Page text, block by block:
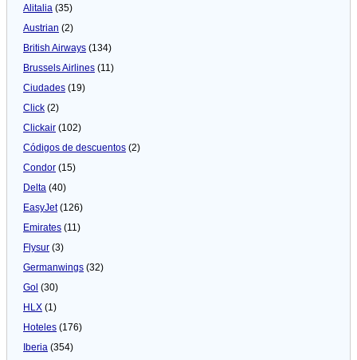
Alitalia (35)
Austrian (2)
British Airways (134)
Brussels Airlines (11)
Ciudades (19)
Click (2)
Clickair (102)
Códigos de descuentos (2)
Condor (15)
Delta (40)
EasyJet(126)
Emirates (11)
Flysur (3)
Germanwings (32)
Gol (30)
HLX (1)
Hoteles (176)
Iberia (354)